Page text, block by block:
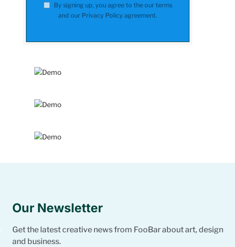
By signing up, you agree to the our terms
and our Privacy Policy agreement.
Our Newsletter
Get the latest creative news from FooBar about art, design
and business.